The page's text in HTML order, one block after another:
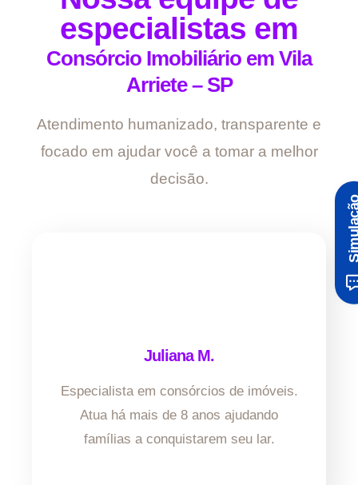
especialistas em
Consórcio Imobiliário em Vila
Arriete – SP
Atendimento humanizado, transparente e
focado em ajudar você a tomar a melhor
decisão.
Juliana M.
Especialista em consórcios de imóveis.
Atua há mais de 8 anos ajudando
famílias a conquistarem seu lar.